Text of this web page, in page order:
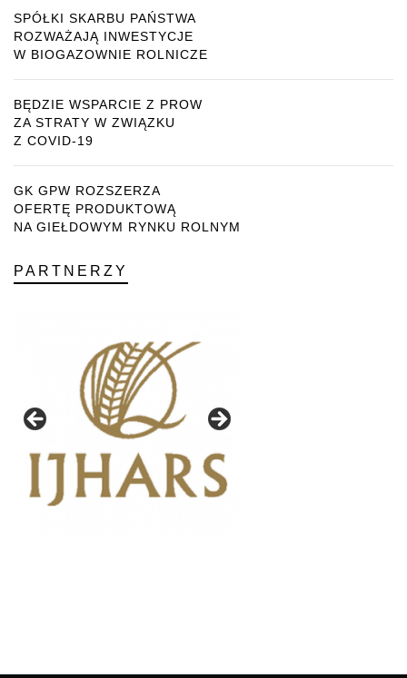
SPÓŁKI SKARBU PAŃSTWA
ROZWAŻAJĄ INWESTYCJE
W BIOGAZOWNIE ROLNICZE
BĘDZIE WSPARCIE Z PROW
ZA STRATY W ZWIĄZKU
Z COVID-19
GK GPW ROZSZERZA
OFERTĘ PRODUKTOWĄ
NA GIEŁDOWYM RYNKU ROLNYM
PARTNERZY